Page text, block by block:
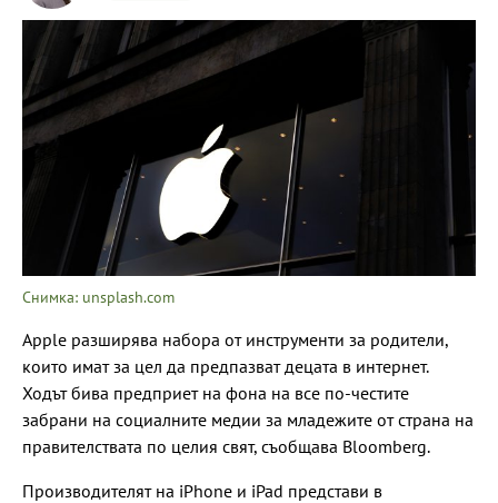
Снимка: unsplash.com
Apple разширява набора от инструменти за родители,
които имат за цел да предпазват децата в интернет.
Ходът бива предприет на фона на все по-честите
забрани на социалните медии за младежите от страна на
правителствата по целия свят, съобщава Bloomberg.
Производителят на iPhone и iPad представи в